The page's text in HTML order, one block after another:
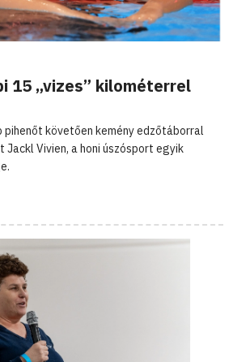
15 „vizes” kilométerrel
pihenőt követően kemény edzőtáborral
Vivien, a honi úszósport egyik